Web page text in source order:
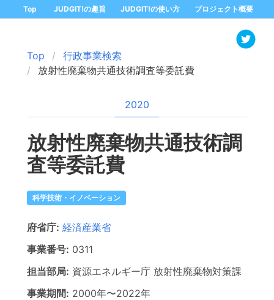
Top JUDGIT!の趣旨 JUDGIT!の使い方 プロジェクト概要
Top
行政事業検索
放射性廃棄物共通技術調査等委託費
2020
放射性廃棄物共通技術調
査等委託費
科学技術・イノベーション
府省庁: 経済産業省
事業番号: 0311
担当部局: 資源エネルギー庁 放射性廃棄物対策課
事業期間: 2000年〜2022年